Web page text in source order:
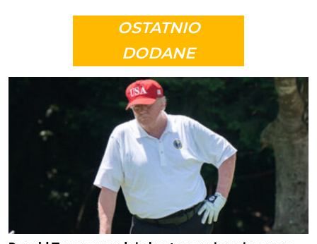
OSTATNIO
DODANE